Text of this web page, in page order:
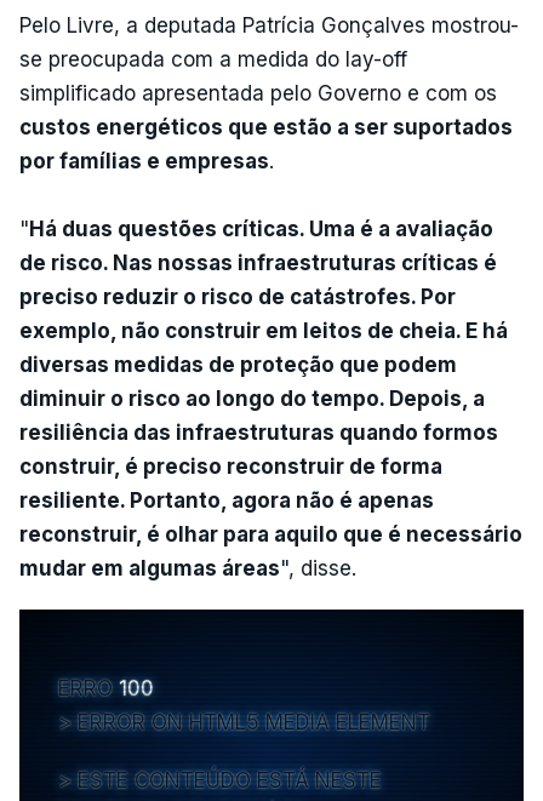
Pelo Livre, a deputada Patrícia Gonçalves mostrou-
se preocupada com a medida do lay-off
simplificado apresentada pelo Governo e com os
custos energéticos que estão a ser suportados
por famílias e empresas.
" Há duas questões críticas. Uma é a avaliação
de risco. Nas nossas infraestruturas críticas é
preciso reduzir o risco de catástrofes. Por
exemplo, não construir em leitos de cheia. E há
diversas medidas de proteção que podem
diminuir o risco ao longo do tempo. Depois, a
resiliência das infraestruturas quando formos
construir, é preciso reconstruir de forma
resiliente. Portanto, agora não é apenas
reconstruir, é olhar para aquilo que é necessário
mudar em algumas áreas", disse.
ERRO 100
ERROR ON HTML5 MEDIA ELEMENT
ESTE CONTEÚDO ESTÁ NESTE